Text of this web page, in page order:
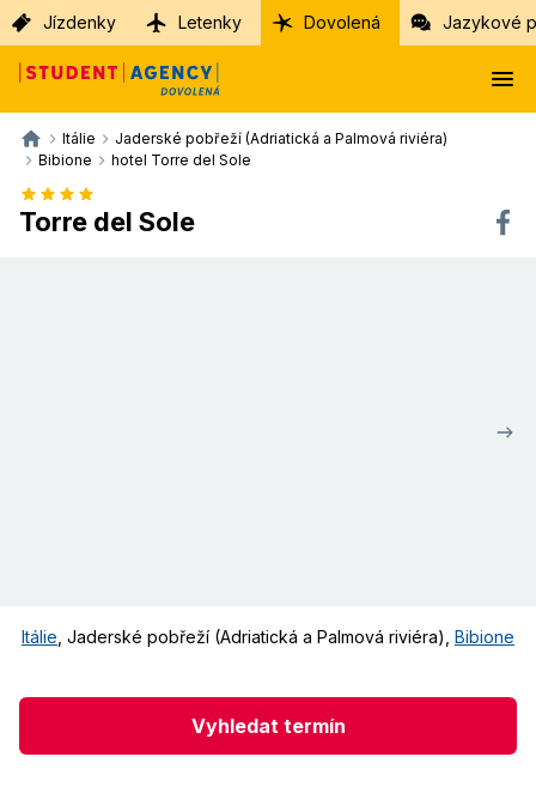
Jízdenky Letenky Dovolená Jazykové
Itálie
Jaderské pobřeží (Adriatická a Palmová riviéra)
Bibione
hotel Torre del Sole
Torre del Sole
Itálie Jaderské pobřeží (Adriatická a Palmová riviéra) Bibione
Vyhledat termín